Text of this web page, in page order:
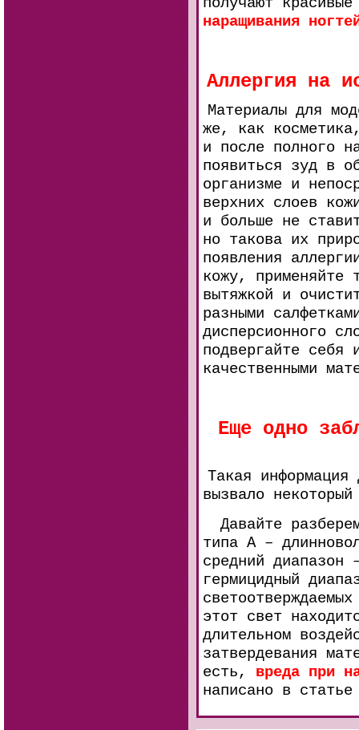
получают
наращивания
Аллергия на
Материалы для
же, как
и после полного
появиться зуд в
организме и
верхних слоев
и больше не
но такова их
появления
кожу, применяйте
вытяжкой и
разными
дисперсионного
подвергайте себя
качественными
Еще одно
Такая
вызвало
Давайте
типа А –
средний
гермицидный
этот свет
длительном
затвердевания
есть, вреда при
написано в